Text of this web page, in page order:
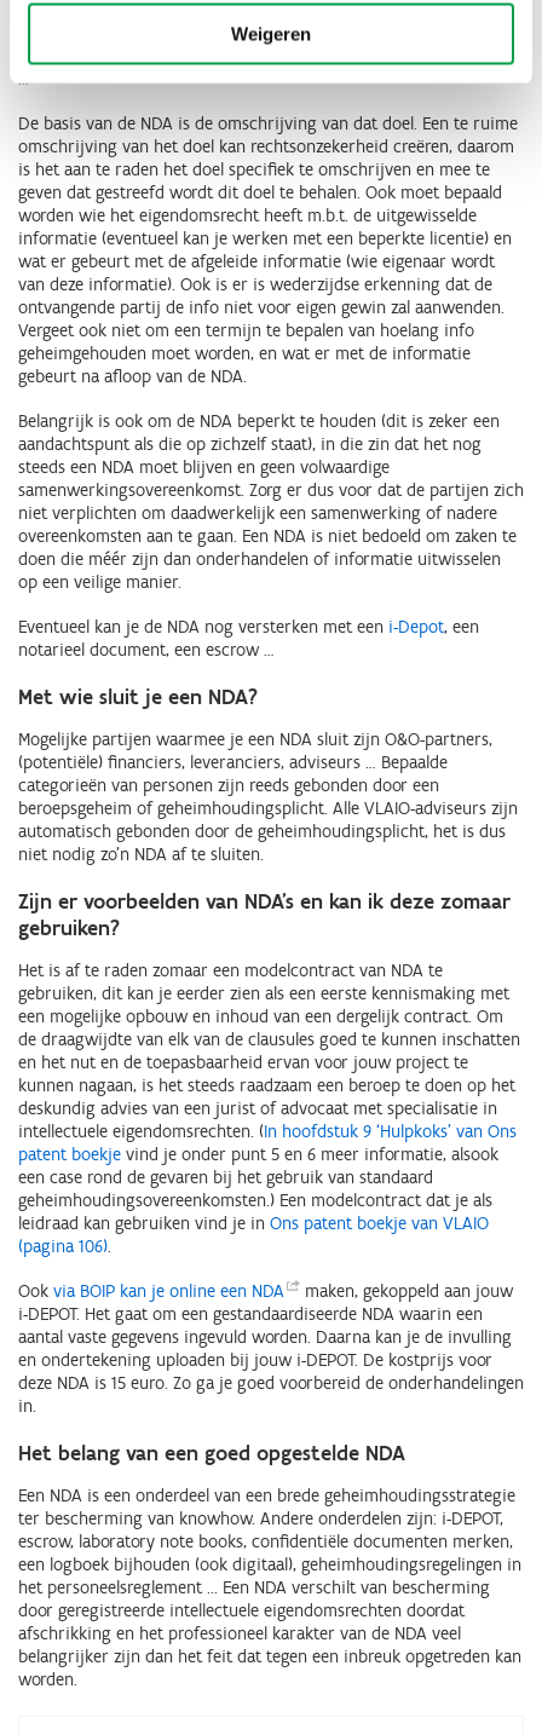
Weigeren
informatie enkel te gebruiken voor een expliciet bepaald doel,
bijvoorbeeld nagaan of het interessant is om al dan niet een
samenwerking op te zetten, om advies in te winnen bij een expert
…
De basis van de NDA is de omschrijving van dat doel. Een te ruime
omschrijving van het doel kan rechtsonzekerheid creëren, daarom
is het aan te raden het doel specifiek te omschrijven en mee te
geven dat gestreefd wordt dit doel te behalen. Ook moet bepaald
worden wie het eigendomsrecht heeft m.b.t. de uitgewisselde
informatie (eventueel kan je werken met een beperkte licentie) en
wat er gebeurt met de afgeleide informatie (wie eigenaar wordt
van deze informatie). Ook is er is wederzijdse erkenning dat de
ontvangende partij de info niet voor eigen gewin zal aanwenden.
Vergeet ook niet om een termijn te bepalen van hoelang info
geheimgehouden moet worden, en wat er met de informatie
gebeurt na afloop van de NDA.
Belangrijk is ook om de NDA beperkt te houden (dit is zeker een
aandachtspunt als die op zichzelf staat), in die zin dat het nog
steeds een NDA moet blijven en geen volwaardige
samenwerkingsovereenkomst. Zorg er dus voor dat de partijen zich
niet verplichten om daadwerkelijk een samenwerking of nadere
overeenkomsten aan te gaan. Een NDA is niet bedoeld om zaken te
doen die méér zijn dan onderhandelen of informatie uitwisselen
op een veilige manier.
Eventueel kan je de NDA nog versterken met een i-Depot, een
notarieel document, een escrow …
Met wie sluit je een NDA?
Mogelijke partijen waarmee je een NDA sluit zijn O&O-partners,
(potentiële) financiers, leveranciers, adviseurs … Bepaalde
categorieën van personen zijn reeds gebonden door een
beroepsgeheim of geheimhoudingsplicht. Alle VLAIO-adviseurs zijn
automatisch gebonden door de geheimhoudingsplicht, het is dus
niet nodig zo’n NDA af te sluiten.
Zijn er voorbeelden van NDA’s en kan ik deze zomaar
gebruiken?
Het is af te raden zomaar een modelcontract van NDA te
gebruiken, dit kan je eerder zien als een eerste kennismaking met
een mogelijke opbouw en inhoud van een dergelijk contract. Om
de draagwijdte van elk van de clausules goed te kunnen inschatten
en het nut en de toepasbaarheid ervan voor jouw project te
kunnen nagaan, is het steeds raadzaam een beroep te doen op het
deskundig advies van een jurist of advocaat met specialisatie in
intellectuele eigendomsrechten. (In hoofdstuk 9 ‘Hulpkoks’ van Ons
patent boekje vind je onder punt 5 en 6 meer informatie, alsook
een case rond de gevaren bij het gebruik van standaard
geheimhoudingsovereenkomsten.) Een modelcontract dat je als
leidraad kan gebruiken vind je in Ons patent boekje van VLAIO
(pagina 106).
Ook via BOIP kan je online een NDA
maken, gekoppeld aan jouw
i-DEPOT. Het gaat om een gestandaardiseerde NDA waarin een
aantal vaste gegevens ingevuld worden. Daarna kan je de invulling
en ondertekening uploaden bij jouw i-DEPOT. De kostprijs voor
deze NDA is 15 euro. Zo ga je goed voorbereid de onderhandelingen
in.
Het belang van een goed opgestelde NDA
Een NDA is een onderdeel van een brede geheimhoudingsstrategie
ter bescherming van knowhow. Andere onderdelen zijn: i-DEPOT,
escrow, laboratory note books, confidentiële documenten merken,
een logboek bijhouden (ook digitaal), geheimhoudingsregelingen in
het personeelsreglement ... Een NDA verschilt van bescherming
door geregistreerde intellectuele eigendomsrechten doordat
afschrikking en het professioneel karakter van de NDA veel
belangrijker zijn dan het feit dat tegen een inbreuk opgetreden kan
worden.